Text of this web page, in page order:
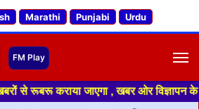
Marathi Punjabi Urdu
कराया जाएगा , खबर ओर विज्ञापन के लिए